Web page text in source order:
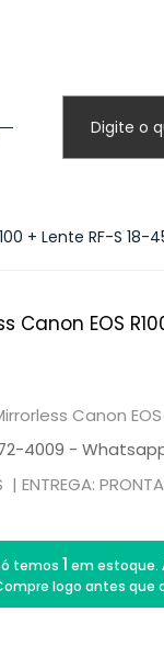
+ Lente RF-S 18-
Canon EOS
Canon
4009 -
| ENTREGA:
temos 1 em estoque.
logo antes que